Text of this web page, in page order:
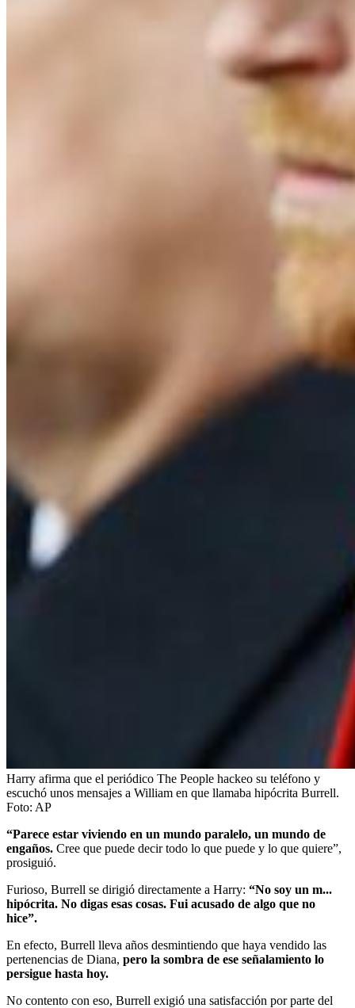
Harry afirma que el periódico The People hackeo su teléfono y
escuchó unos mensajes a William en que llamaba hipócrita Burrell.
Foto: AP
“Parece estar viviendo en un mundo paralelo, un mundo de
engaños. Cree que puede decir todo lo que puede y lo que quiere”,
prosiguió.
Furioso, Burrell se dirigió directamente a Harry: “No soy un m...
hipócrita. No digas esas cosas. Fui acusado de algo que no
hice”.
En efecto, Burrell lleva años desmintiendo que haya vendido las
pertenencias de Diana, pero la sombra de ese señalamiento lo
persigue hasta hoy.
No contento con eso, Burrell exigió una satisfacción por parte del